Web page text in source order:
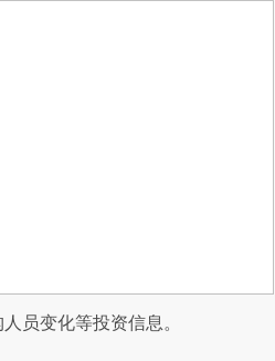
员变化等投资信息。